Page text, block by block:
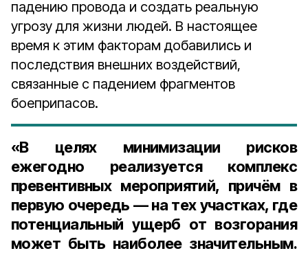
падению провода и создать реальную
угрозу для жизни людей. В настоящее
время к этим факторам добавились и
последствия внешних воздействий,
связанные с падением фрагментов
боеприпасов.
«В целях минимизации рисков
ежегодно реализуется комплекс
превентивных мероприятий, причём в
первую очередь — на тех участках, где
потенциальный ущерб от возгорания
может быть наиболее значительным.